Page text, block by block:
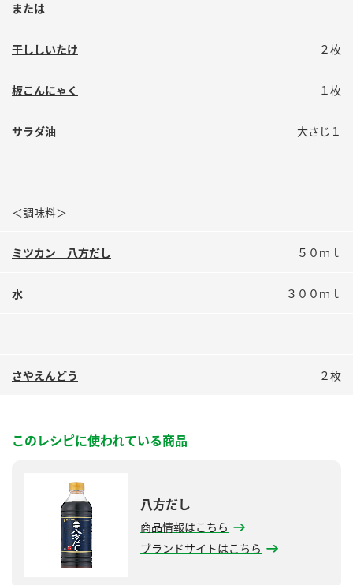
業務用サイト
または
干ししいたけ ２枚
板こんにゃく １枚
サラダ油 大さじ１
＜調味料＞
ミツカン 八方だし ５０ｍｌ
水 ３００ｍｌ
さやえんどう ２枚
このレシピに使われている商品
八方だし
商品情報はこちら
ブランドサイトはこちら